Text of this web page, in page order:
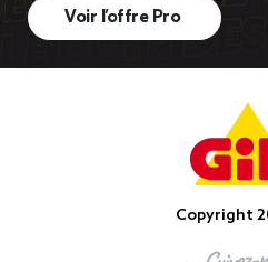
Voir l’offre Pro
Copyright